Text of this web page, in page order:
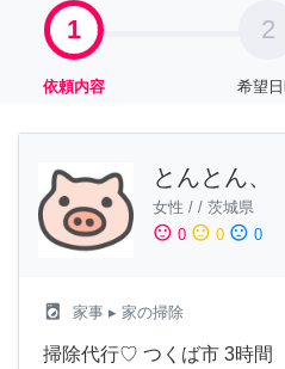
1
依頼内容
2
希望
とんとん、
女性 / / 茨城県
sentiment_satisfied 0 sentiment_neutral 0 sentiment_dissatisfied 0
local_laundry_service 家事 ▸ 家の掃除
掃除代行♡ つくば市 3時間